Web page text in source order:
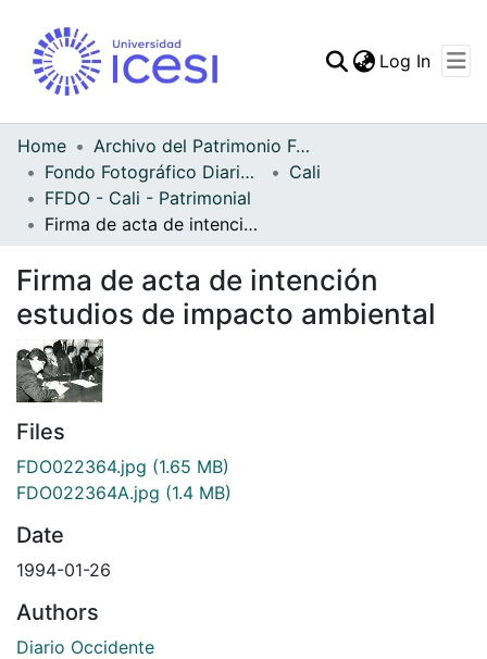
Statistics
Log In
Home
Archivo del Patrimonio Fotográfico y Fílmico del Valle del Cauca
Fondo Fotográfico Diario Occidente
Cali
FFDO - Cali - Patrimonial
Firma de acta de intención estudios de impacto ambiental
Firma de acta de intención
estudios de impacto ambiental
Files
FDO022364.jpg (1.65 MB)
FDO022364A.jpg (1.4 MB)
Date
1994-01-26
Authors
Diario Occidente